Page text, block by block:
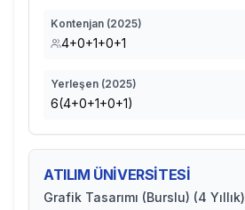
Kontenjan (2025)
4+0+1+0+1
Yerleşen (2025)
6(4+0+1+0+1)
ATILIM ÜNİVERSİTESİ
Grafik Tasarımı (Burslu) (4 Yıllık)